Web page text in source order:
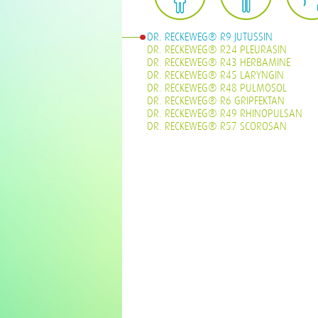
DR. RECKEWEG® R9 JUTUSSIN
DR. RECKEWEG® R24 PLEURASIN
DR. RECKEWEG® R43 HERBAMINE
DR. RECKEWEG® R45 LARYNGIN
DR. RECKEWEG® R48 PULMOSOL
DR. RECKEWEG® R6 GRIPFEKTAN
DR. RECKEWEG® R49 RHINOPULSAN
DR. RECKEWEG® R57 SCOROSAN